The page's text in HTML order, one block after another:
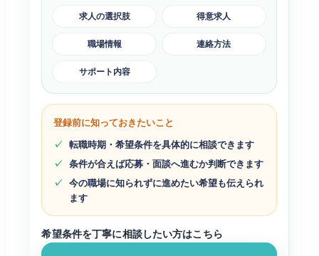
求人の選択肢 得意求人
職場情報 連絡方法
サポート内容
登録前に知っておきたいこと
転職時期・希望条件を具体的に相談できます
条件が合えば応募・面談へ進むか判断できます
今の職場に知られずに進めたい希望も伝えられ
ます
希望条件を丁寧に相談したい方はこちら